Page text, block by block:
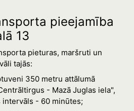
pieejamība
13
pieturas, maršruti un
tajās:
350 metru attālumā
- Mazā Juglas iela",
- 60 minūtes;